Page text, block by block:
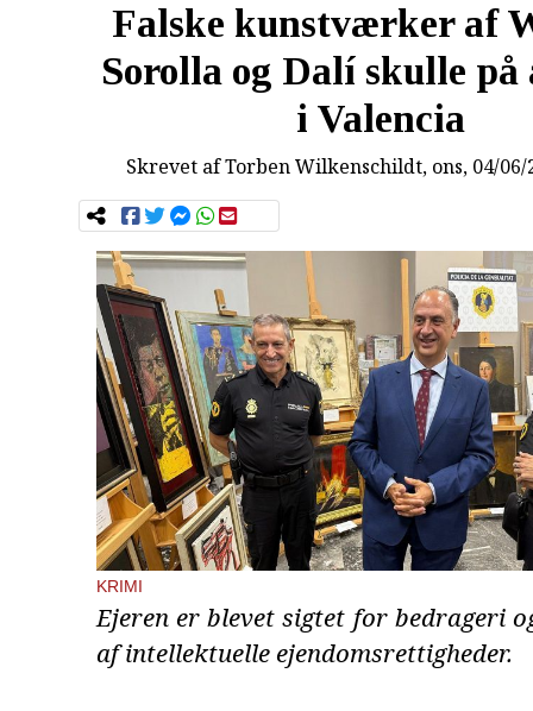
Falske kunstværker af
Sorolla og Dalí skulle
i Valencia
Skrevet afTorben Wilkenschildt, ons, 04/
KRIMI
Ejeren er blevet sigtet for bedrageri
af intellektuelle ejendomsrettigheder.